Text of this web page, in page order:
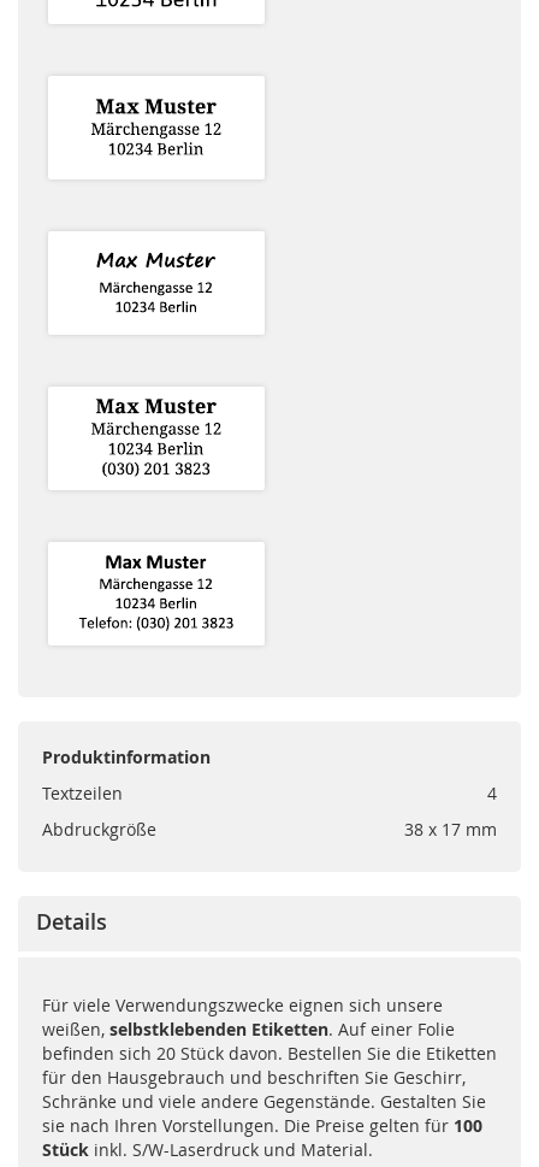
Produktinformation
Textzeilen
4
Abdruckgröße
38 x 17 mm
Details
Für viele Verwendungszwecke eignen sich unsere
weißen, selbstklebenden Etiketten. Auf einer Folie
befinden sich 20 Stück davon. Bestellen Sie die Etiketten
für den Hausgebrauch und beschriften Sie Geschirr,
Schränke und viele andere Gegenstände. Gestalten Sie
sie nach Ihren Vorstellungen. Die Preise gelten für 100
Stück inkl. S/W-Laserdruck und Material.